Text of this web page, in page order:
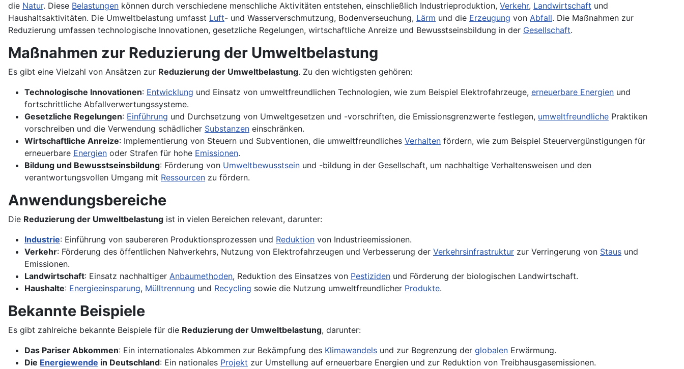
die Natur. Diese Belastungen können durch verschiedene menschliche Aktivitäten entstehen, einschließlich Industrieproduktion, Verkehr, Landwirtschaft und
Haushaltsaktivitäten. Die Umweltbelastung umfasst Luft- und Wasserverschmutzung, Bodenverseuchung, Lärm und die Erzeugung von Abfall. Die Maßnahmen zur
Reduzierung umfassen technologische Innovationen, gesetzliche Regelungen, wirtschaftliche Anreize und Bewusstseinsbildung in der Gesellschaft.
Maßnahmen zur Reduzierung der Umweltbelastung
Es gibt eine Vielzahl von Ansätzen zur Reduzierung der Umweltbelastung. Zu den wichtigsten gehören:
Technologische Innovationen: Entwicklung und Einsatz von umweltfreundlichen Technologien, wie zum Beispiel Elektrofahrzeuge, erneuerbare Energien und
fortschrittliche Abfallverwertungssysteme.
Gesetzliche Regelungen: Einführung und Durchsetzung von Umweltgesetzen und -vorschriften, die Emissionsgrenzwerte festlegen, umweltfreundliche Praktiken
vorschreiben und die Verwendung schädlicher Substanzen einschränken.
Wirtschaftliche Anreize: Implementierung von Steuern und Subventionen, die umweltfreundliches Verhalten fördern, wie zum Beispiel Steuervergünstigungen für
erneuerbare Energien oder Strafen für hohe Emissionen.
Bildung und Bewusstseinsbildung: Förderung von Umweltbewusstsein und -bildung in der Gesellschaft, um nachhaltige Verhaltensweisen und den
verantwortungsvollen Umgang mit Ressourcen zu fördern.
Anwendungsbereiche
Die Reduzierung der Umweltbelastung ist in vielen Bereichen relevant, darunter:
Industrie: Einführung von saubereren Produktionsprozessen und Reduktion von Industrieemissionen.
Verkehr: Förderung des öffentlichen Nahverkehrs, Nutzung von Elektrofahrzeugen und Verbesserung der Verkehrsinfrastruktur zur Verringerung von Staus und
Emissionen.
Landwirtschaft: Einsatz nachhaltiger Anbaumethoden, Reduktion des Einsatzes von Pestiziden und Förderung der biologischen Landwirtschaft.
Haushalte: Energieeinsparung, Mülltrennung und Recycling sowie die Nutzung umweltfreundlicher Produkte.
Bekannte Beispiele
Es gibt zahlreiche bekannte Beispiele für die Reduzierung der Umweltbelastung, darunter:
Das Pariser Abkommen: Ein internationales Abkommen zur Bekämpfung des Klimawandels und zur Begrenzung der globalen Erwärmung.
Die Energiewende in Deutschland: Ein nationales Projekt zur Umstellung auf erneuerbare Energien und zur Reduktion von Treibhausgasemissionen.